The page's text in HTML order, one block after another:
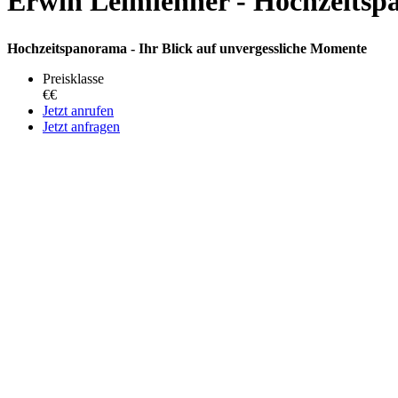
Hochzeitspanorama - Ihr Blick auf unvergessliche Momente
Preisklasse
€€
Jetzt anrufen
Jetzt anfragen